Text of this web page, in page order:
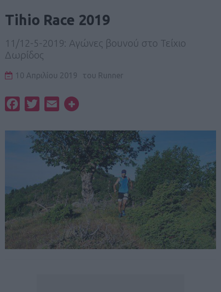
Tihio Race 2019
11/12-5-2019: Αγώνες βουνού στο Τείχιο
Δωρίδος
10 Απριλίου 2019 του Runner
FacebookTwitterEmail